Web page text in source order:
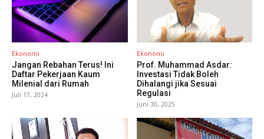
Ekonomi
Jangan Rebahan Terus! Ini
Daftar Pekerjaan Kaum
Milenial dari Rumah
Juli 17, 2024
Ekonomi
Prof. Muhammad Asdar:
Investasi Tidak Boleh
Dihalangi jika Sesuai
Regulasi
Juni 30, 2025